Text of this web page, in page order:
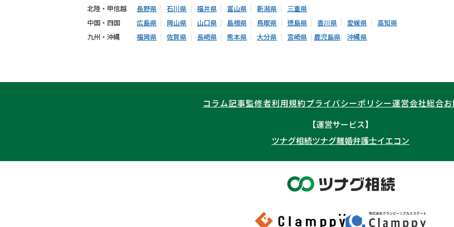
北陸・甲信越 長野県 石川県 福井県 富山県 新潟県
三重県
中国・四国
広島県 岡山県 山口県 島根県 鳥取県 徳島県 香川県 愛媛県
高知県
九州・沖縄
福岡県 佐賀県 長崎県 熊本県 大分県 宮崎県 鹿児島県 沖縄県
コラム記事監修者利用規約プライバシーポリシー運営会社総合
【運営サービス】
ツナグ相続ツナグ離婚弁護士イエコン